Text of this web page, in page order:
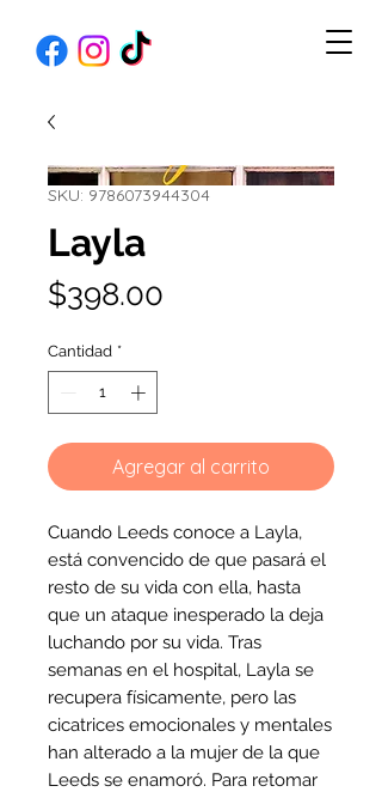
SKU: 9786073944304
Layla
$398.00
Cantidad *
Agregar al carrito
Cuando Leeds conoce a Layla,
está convencido de que pasará el
resto de su vida con ella, hasta
que un ataque inesperado la deja
luchando por su vida. Tras
semanas en el hospital, Layla se
recupera físicamente, pero las
cicatrices emocionales y mentales
han alterado a la mujer de la que
Leeds se enamoró. Para retomar